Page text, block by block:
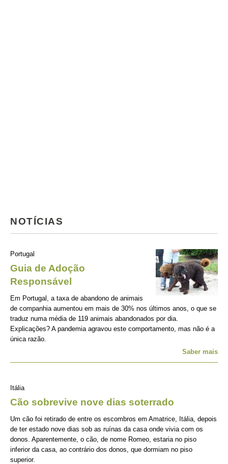
NOTÍCIAS
Portugal
Guia de Adoção
Responsável
Em Portugal, a taxa de abandono de animais
de companhia aumentou em mais de 30% nos últimos anos, o que se
traduz numa média de 119 animais abandonados por dia.
Explicações? A pandemia agravou este comportamento, mas não é a
única razão.
Saber mais
Itália
Cão sobrevive nove dias soterrado
Um cão foi retirado de entre os escombros em Amatrice, Itália, depois
de ter estado nove dias sob as ruínas da casa onde vivia com os
donos. Aparentemente, o cão, de nome Romeo, estaria no piso
inferior da casa, ao contrário dos donos, que dormiam no piso
superior.